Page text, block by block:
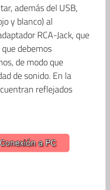
además del USB,
y blanco) al
RCA-Jack, que
debemos
de modo que
de sonido. En la
reflejados